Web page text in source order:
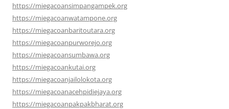
https://miegacoansimpangampek.org
https://miegacoanwatampone.org
https://miegacoanbaritoutara.org
https://miegacoanpurworejo.org
https://miegacoansumbawa.org
https://miegacoankutai.org
https://miegacoanjailolokota.org
https://miegacoanacehpidiejaya.org
https://miegacoanpakpakbharat.org